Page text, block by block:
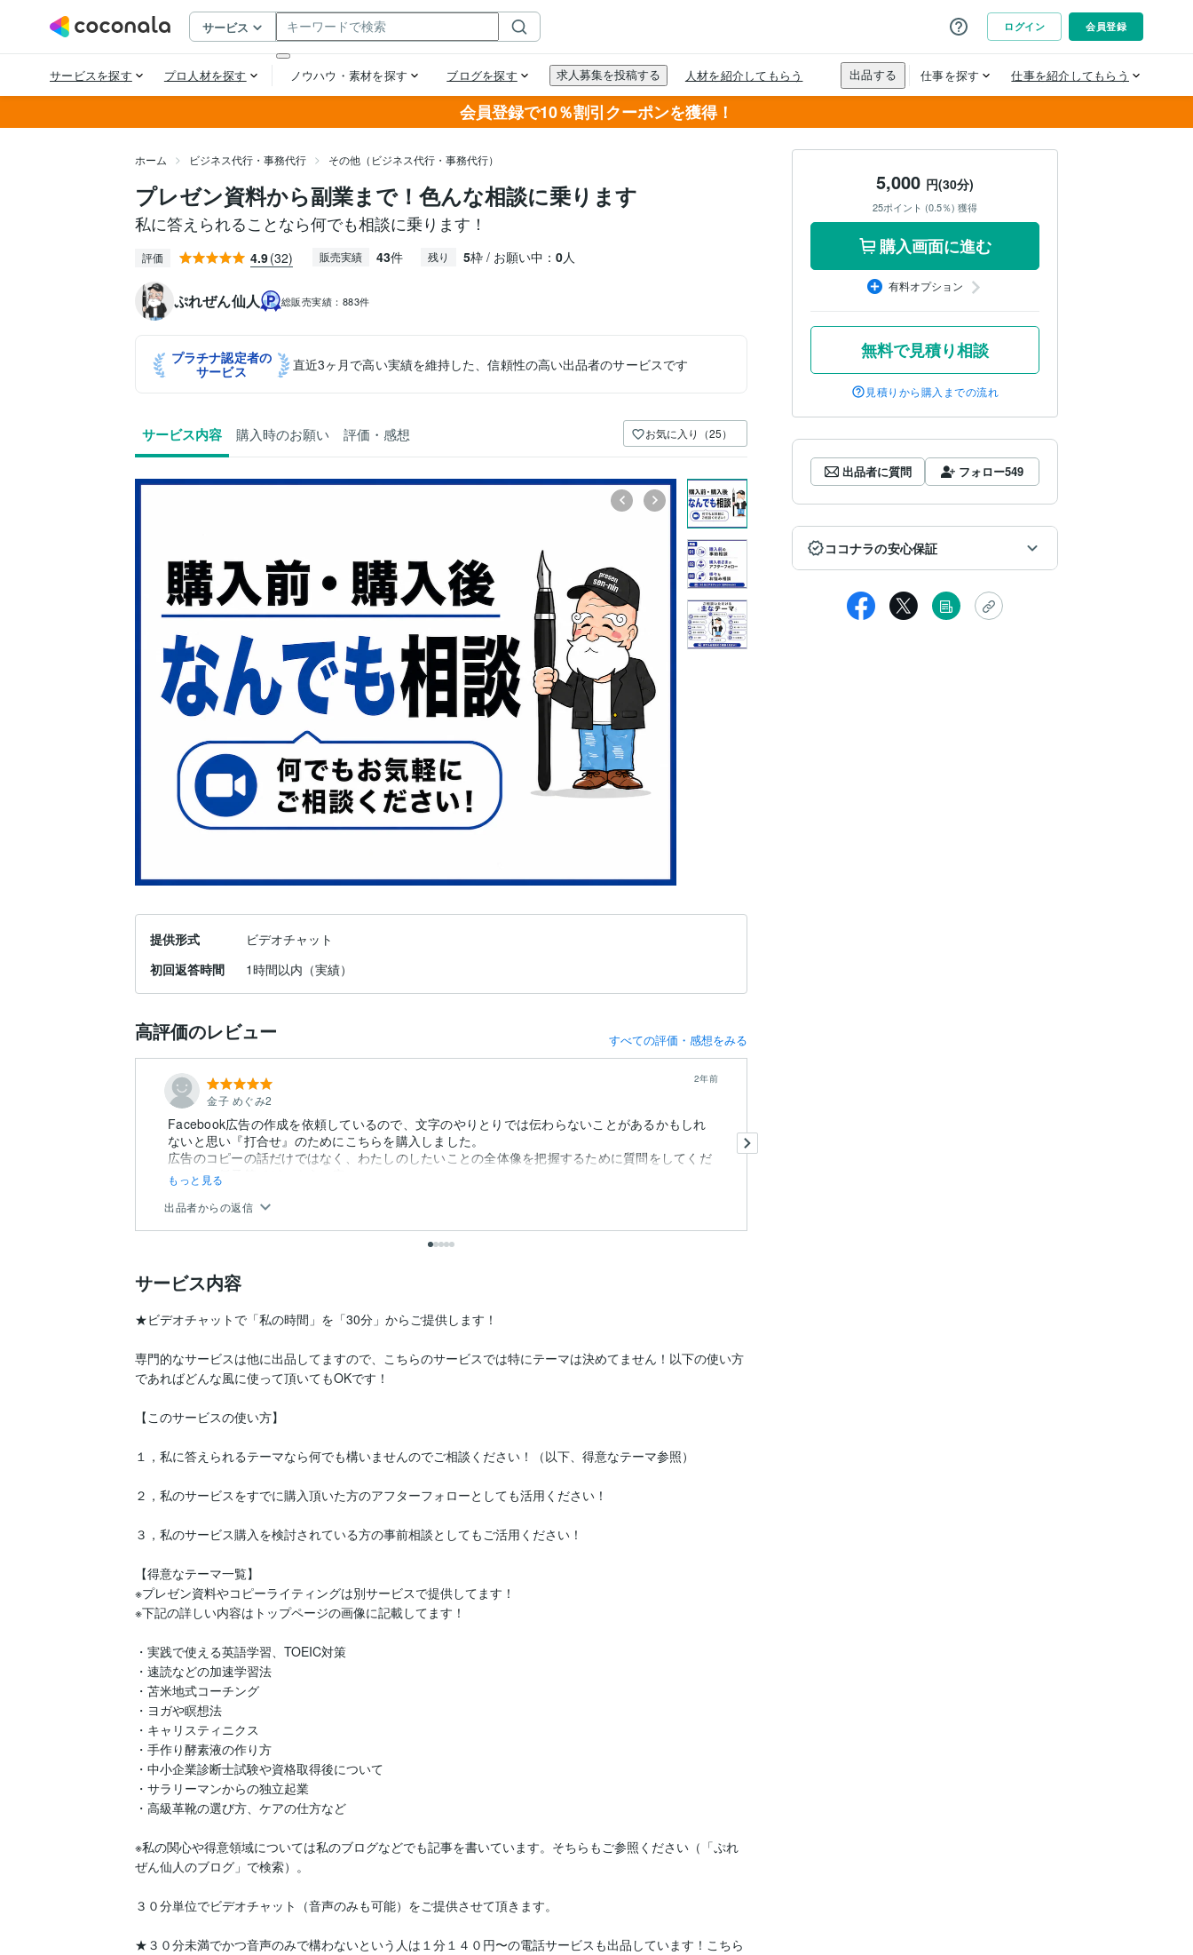
会員登録で10％割引クーポンを獲得！
ホーム ビジネス代行・事務代行 その他（ビジネス代行・事務代行）
プレゼン資料から副業まで！色んな相談に乗ります
私に答えられることなら何でも相談に乗ります！
評価 4.9(32) 販売実績 43件 残り 5枠 / お願い中： 0人
ぷれぜん仙人 総販売実績： 883件
プラチナ認定者の
サービス
直近3ヶ月で高い実績を維持した、信頼性の高い出品者のサービスです
サービス内容 購入時のお願い 評価・感想 お気に入り（25）
提供形式
ビデオチャット
初回返答時間
1時間以内（実績）
高評価のレビュー すべての評価・感想をみる
金子 めぐみ2
2年前
Facebook広告の作成を依頼しているので、文字のやりとりでは伝わらないことがあるかもしれ
ないと思い『打合せ』のためにこちらを購入しました。
広告のコピーの話だけではなく、わたしのしたいことの全体像を把握するために質問をしてくだ
さって、低予算でどのように広...
もっと見る
出品者からの返信
サービス内容
★ビデオチャットで「私の時間」を「30分」からご提供します！
専門的なサービスは他に出品してますので、こちらのサービスでは特にテーマは決めてません！以下の使い方
であればどんな風に使って頂いてもOKです！
【このサービスの使い方】
１，私に答えられるテーマなら何でも構いませんのでご相談ください！（以下、得意なテーマ参照）
２，私のサービスをすでに購入頂いた方のアフターフォローとしても活用ください！
３，私のサービス購入を検討されている方の事前相談としてもご活用ください！
【得意なテーマ一覧】
※プレゼン資料やコピーライティングは別サービスで提供してます！
※下記の詳しい内容はトップページの画像に記載してます！
・実践で使える英語学習、TOEIC対策
・速読などの加速学習法
・苫米地式コーチング
・ヨガや瞑想法
・キャリスティニクス
・手作り酵素液の作り方
・中小企業診断士試験や資格取得後について
・サラリーマンからの独立起業
・高級革靴の選び方、ケアの仕方など
※私の関心や得意領域については私のブログなどでも記事を書いています。そちらもご参照ください（「ぷれ
ぜん仙人のブログ」で検索）。
３０分単位でビデオチャット（音声のみも可能）をご提供させて頂きます。
★３０分未満でかつ音声のみで構わないという人は１分１４０円〜の電話サービスも出品しています！こちら
5,000 円(30分)
25ポイント (0.5％) 獲得
購入画面に進む
有料オプション
無料で見積り相談
見積りから購入までの流れ
出品者に質問 フォロー549
ココナラの安心保証